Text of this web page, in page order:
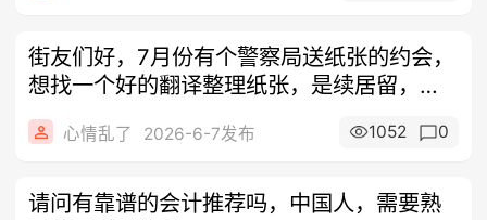
街友们好，7月份有个警察局送纸张的约会，
想找一个好的翻译整理纸张，是续居留，谁
有
心情乱了 2026-6-7发布 1052 0
请问有靠谱的会计推荐吗，中国人，需要熟